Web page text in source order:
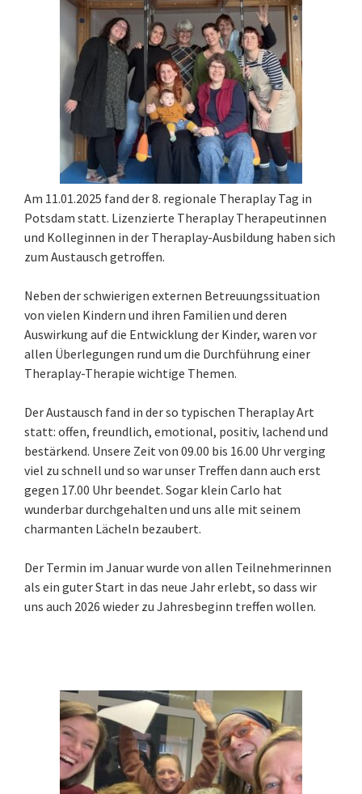
Am 11.01.2025 fand der 8. regionale Theraplay Tag in
Potsdam statt. Lizenzierte Theraplay Therapeutinnen
und Kolleginnen in der Theraplay-Ausbildung haben sich
zum Austausch getroffen.
Neben der schwierigen externen Betreuungssituation
von vielen Kindern und ihren Familien und deren
Auswirkung auf die Entwicklung der Kinder, waren vor
allen Überlegungen rund um die Durchführung einer
Theraplay-Therapie wichtige Themen.
Der Austausch fand in der so typischen Theraplay Art
statt: offen, freundlich, emotional, positiv, lachend und
bestärkend. Unsere Zeit von 09.00 bis 16.00 Uhr verging
viel zu schnell und so war unser Treffen dann auch erst
gegen 17.00 Uhr beendet. Sogar klein Carlo hat
wunderbar durchgehalten und uns alle mit seinem
charmanten Lächeln bezaubert.
Der Termin im Januar wurde von allen Teilnehmerinnen
als ein guter Start in das neue Jahr erlebt, so dass wir
uns auch 2026 wieder zu Jahresbeginn treffen wollen.